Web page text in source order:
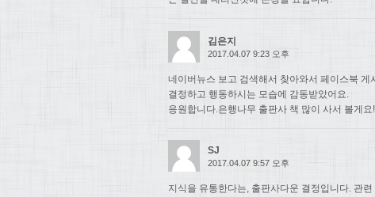
김은지
2017.04.07 9:23 오후
네이버뉴스 보고 검색해서 찾아와서 페이스북 게
결정하고 행동하시는 모습에 감동받았어요.
응원합니다.은행나무 출판사 책 많이 사서 볼게요!
SJ
2017.04.07 9:57 오후
지식을 유통한다는, 출판사다운 결정입니다. 관